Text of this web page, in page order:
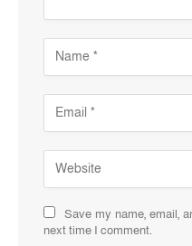
Save my name, email,
next time I comment.